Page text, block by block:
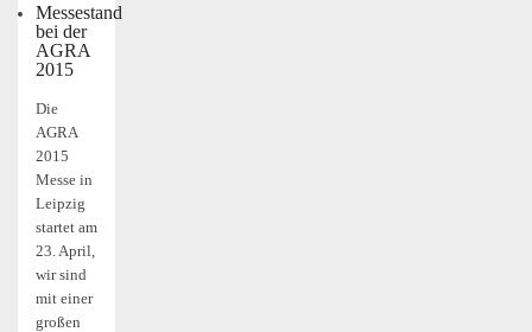
Messestand
bei der
AGRA
2015
Die
AGRA
2015
Messe in
Leipzig
startet am
23. April,
wir sind
mit einer
großen